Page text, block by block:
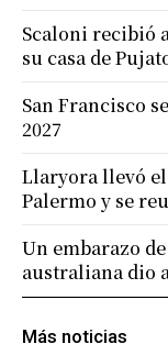
Más noticias
Scaloni recibió
su casa de
San Francisco
2027
Llaryora llevó
Palermo y se
Un embarazo
australiana dio